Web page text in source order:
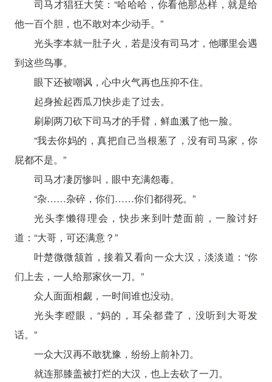
司马才猖狂大笑：“哈哈哈，你看他那怂样，就是给
他一百个胆，也不敢对本少动手。”
光头李本就一肚子火，若是没有司马才，他哪里会遇
到这些鸟事。
眼下还被嘲讽，心中火气再也压抑不住。
起身捡起西瓜刀快步走了过去。
刷刷两刀砍下司马才的手臂，鲜血溅了他一脸。
“我去你妈的，真把自己当根葱了，没有司马家，你
屁都不是。”
司马才凄厉惨叫，眼中充满怨毒。
“杂……杂碎，你们……你们都得死。”
光头李懒得理会，快步来到叶楚面前，一脸讨好
道：“大哥，可还满意？”
叶楚微微颔首，接着又看向一众大汉，淡淡道：“你
们上去，一人给那家伙一刀。”
众人面面相觑，一时间谁也没动。
光头李瞪眼，“妈的，耳朵都聋了，没听到大哥发
话。”
一众大汉再不敢犹豫，纷纷上前补刀。
就连那膝盖被打烂的大汉，也上去砍了一刀。